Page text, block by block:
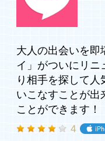
大人の出会いを即
イ」がついにリニ
り相手を探して
いこなすことが出
ことができます！
4